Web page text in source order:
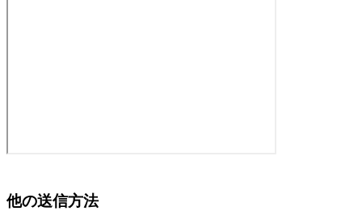
他の送信方法